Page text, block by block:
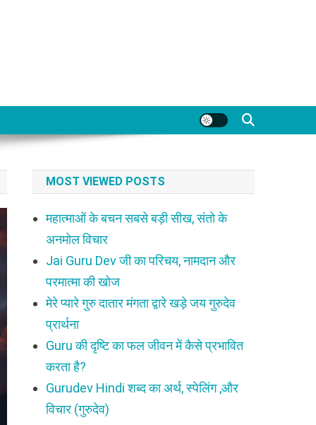
MOST VIEWED POSTS
महात्माओं के बचन सबसे बड़ी सीख, संतो के
अनमोल विचार
Jai Guru Dev जी का परिचय, नामदान और
परमात्मा की खोज
मेरे प्यारे गुरु दातार मंगता द्वारे खड़े जय गुरुदेव
प्रार्थना
Guru की दृष्टि का फल जीवन में कैसे प्रभावित
करता है?
Gurudev Hindi शब्द का अर्थ, स्पेलिंग ,और
विचार (गुरुदेव)